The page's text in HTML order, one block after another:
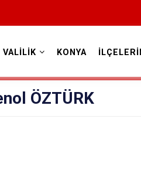
VALİLİK KONYA
ÖZTÜRK